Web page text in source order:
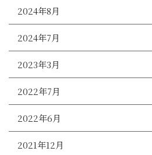
2024年8月
2024年7月
2023年3月
2022年7月
2022年6月
2021年12月